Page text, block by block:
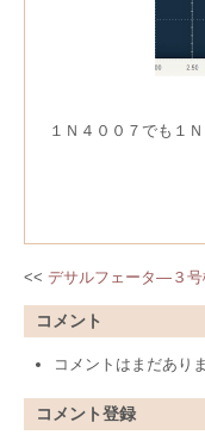
１Ｎ４００７でも１
デサルフェータ―３号
コメント
コメントはまだあり
コメント登録